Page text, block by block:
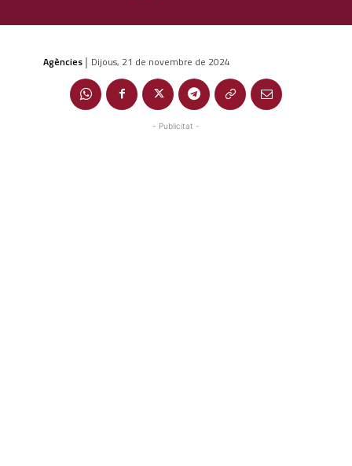
Agències | Dijous, 21 de novembre de 2024
- Publicitat -